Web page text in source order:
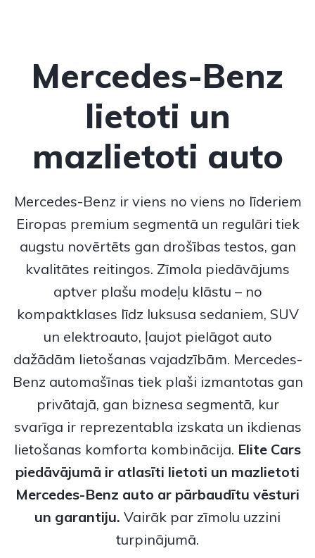
Mercedes-Benz
lietoti un
mazlietoti auto
Mercedes-Benz ir viens no viens no līderiem
Eiropas premium segmentā un regulāri tiek
augstu novērtēts gan drošības testos, gan
kvalitātes reitingos. Zīmola piedāvājums
aptver plašu modeļu klāstu – no
kompaktklases līdz luksusa sedaniem, SUV
un elektroauto, ļaujot pielāgot auto
dažādām lietošanas vajadzībām. Mercedes-
Benz automašīnas tiek plaši izmantotas gan
privātajā, gan biznesa segmentā, kur
svarīga ir reprezentabla izskata un ikdienas
lietošanas komforta kombinācija. Elite Cars
piedāvājumā ir atlasīti lietoti un mazlietoti
Mercedes-Benz auto ar pārbaudītu vēsturi
un garantiju. Vairāk par zīmolu uzzini
turpinājumā.